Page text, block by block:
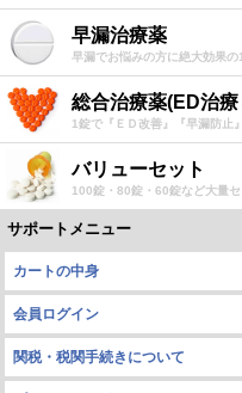
早漏治療薬
早漏でお悩みの方に絶大効果
総合治療薬(ED治
1錠で『ＥＤ改善』『早漏防止
バリューセット
100錠・80錠・60錠など大量
サポートメニュー
カートの中身
会員ログイン
関税・税関手続きについて